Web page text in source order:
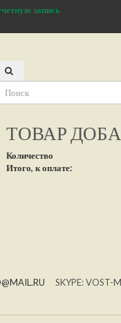
запись
ТОВАР
Количество
Итого, к оплате:
SKYPE: